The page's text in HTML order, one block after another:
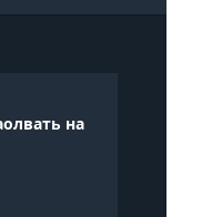
на